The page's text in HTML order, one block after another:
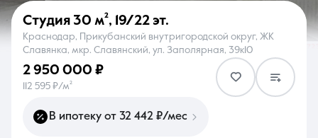
О компании Контакты
Студия 30 м², 19/22 эт.
Краснодар, Прикубанский внутригородской округ, ЖК
Славянка, мкр. Славянский, ул. Заполярная, 39к10
2 950 000 ₽
112 595 ₽/м²
В ипотеку от 32 442 ₽/мес